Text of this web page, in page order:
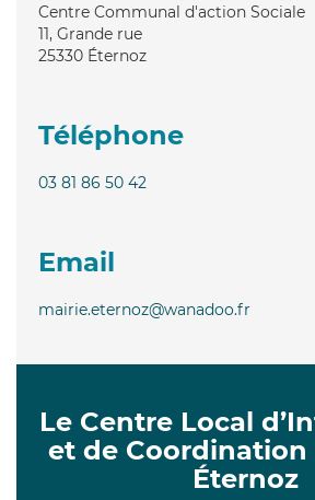
Centre Communal d'action Sociale
11, Grande rue
25330 Éternoz
Téléphone
03 81 86 50 42
Email
mairie.eternoz@wanadoo.fr
Le Centre Local
et de Coordination
Éternoz